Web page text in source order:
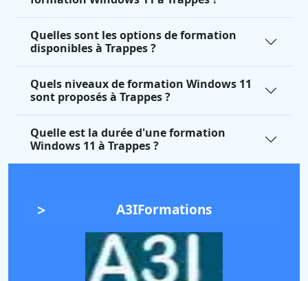
Quelles sont les options de formation
disponibles à Trappes ?
Quels niveaux de formation Windows 11
sont proposés à Trappes ?
Quelle est la durée d'une formation
Windows 11 à Trappes ?
A3IFormations